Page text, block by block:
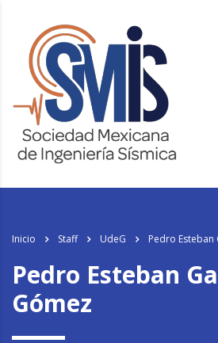
Inicio Staff UdeG Pedro Esteban
Pedro Esteban
Gómez